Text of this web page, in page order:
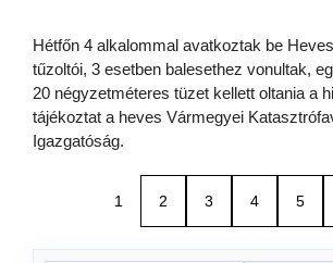
Hétfőn 4 alkalommal avatkoztak be
tűzoltói, 3 esetben balesethez vonultak,
20 négyzetméteres tüzet kellett oltania a
tájékoztat a heves Vármegyei
Igazgatóság.
1 2 3 4 5